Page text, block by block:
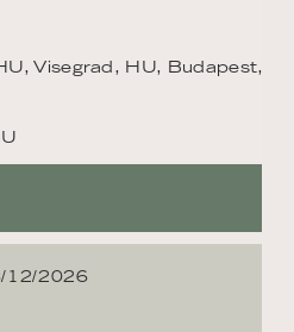
Visegrad, HU, Budapest,
12/2026